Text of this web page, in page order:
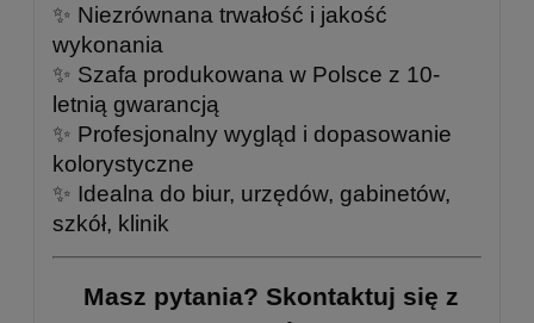
✨ Niezrównana trwałość i jakość
wykonania
✨ Szafa produkowana w Polsce z 10-
letnią gwarancją
✨ Profesjonalny wygląd i dopasowanie
kolorystyczne
✨ Idealna do biur, urzędów, gabinetów,
szkół, klinik
Masz pytania? Skontaktuj się z